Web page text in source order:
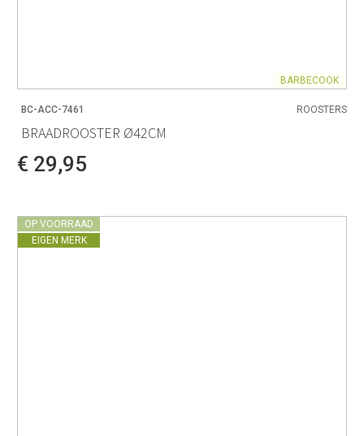
BARBECOOK
BC-ACC-7461 ROOSTERS
BRAADROOSTER Ø42CM
€ 29,95
OP VOORRAAD
EIGEN MERK